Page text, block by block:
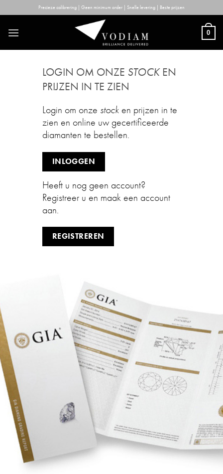
to
content
Precieze calibrering | Geen minimum order | Snelle levering | Beste prijzen
0
LOGIN OM ONZE STOCKEN
PRIJZEN IN TE ZIEN
Login om onze stock en prijzen in te
zien en online uw gecertificeerde
diamanten te bestellen.
INLOGGEN
Heeft u nog geen account?
Registreer u en maak een account
aan.
REGISTREREN